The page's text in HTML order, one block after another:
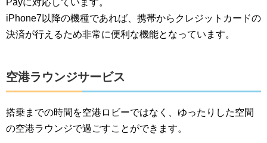
Payに対応しています。
iPhone7以降の機種であれば、携帯からクレジットカードの
決済が行えるため非常に便利な機能となっています。
空港ラウンジサービス
搭乗までの時間を空港ロビーではなく、ゆったりした空間
の空港ラウンジで過ごすことができます。